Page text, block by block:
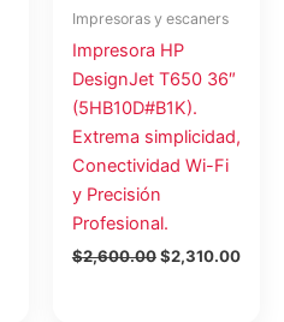
Impresoras y escaners
Impresora HP
DesignJet T650 36″
(5HB10D#B1K).
Extrema simplicidad,
Conectividad Wi-Fi
y Precisión
Profesional.
$2,600.00$2,310.00